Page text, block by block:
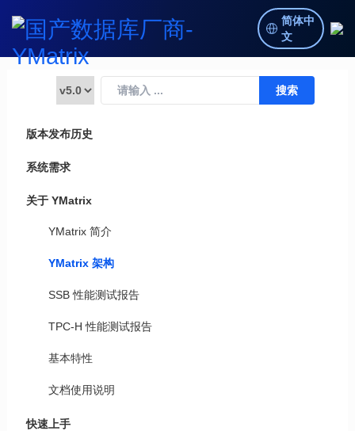
简体中
文
版本发布历史
系统需求
关于 YMatrix
YMatrix 简介
YMatrix 架构
SSB 性能测试报告
TPC-H 性能测试报告
基本特性
文档使用说明
快速上手